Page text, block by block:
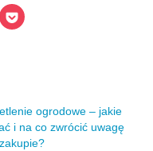
Click
to
ogrodowe – jakie
i na co zwrócić uwagę